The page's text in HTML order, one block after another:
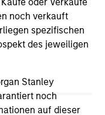
noch verkauft
spezifischen
des jeweiligen
Stanley
noch
auf dieser